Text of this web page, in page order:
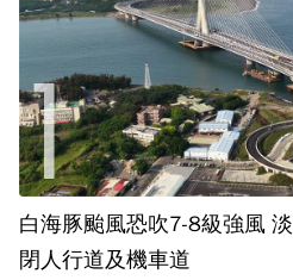
白海豚颱風恐吹7-8級強風
閉人行道及機車道